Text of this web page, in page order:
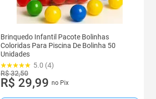
Brinquedo Infantil Pacote Bolinhas
Coloridas Para Piscina De Bolinha 50
Unidades
5.0 (4)
R$ 32,50
R$ 29,99 no Pix